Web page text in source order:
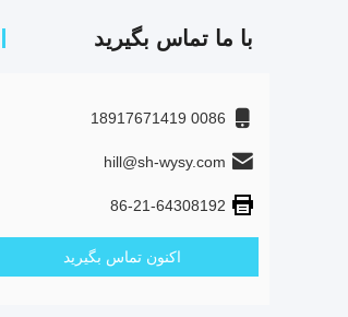
با ما تماس بگیرید
0086 18917671419
hill@sh-wysy.com
86-21-64308192
اکنون تماس بگیرید